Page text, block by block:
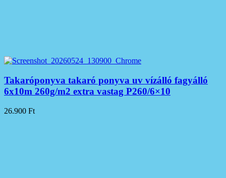
Takaróponyva takaró ponyva uv vízálló fagyálló
6x10m 260g/m2 extra vastag P260/6×10
26.900 Ft